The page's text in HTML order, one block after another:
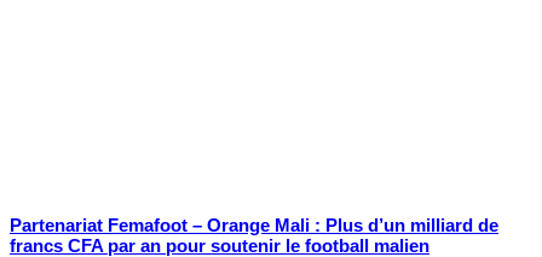
Partenariat Femafoot – Orange Mali : Plus d’un milliard de
francs CFA par an pour soutenir le football malien